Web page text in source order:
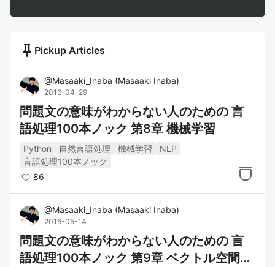
push_pin Pickup Articles
@Masaaki_Inaba (Masaaki Inaba)
2016-04-29
問題文の意味がわからない人のための 言
語処理100本ノック 第8章 機械学習
Python 自然言語処理 機械学習
NLP
言語処理100本ノック
86
@Masaaki_Inaba (Masaaki Inaba)
2016-05-14
問題文の意味がわからない人のための 言
語処理100本ノック 第9章 ベクトル空間法